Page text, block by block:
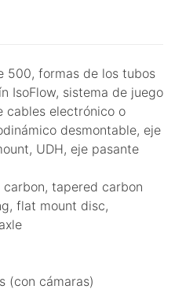
500, formas de los tubos
IsoFlow, sistema de juego
cables electrónico o
desmontable, eje
UDH, eje pasante
tapered carbon
flat mount disc,
(con cámaras)